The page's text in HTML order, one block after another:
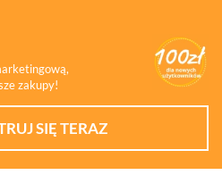
zakupy!
SIĘ TERAZ